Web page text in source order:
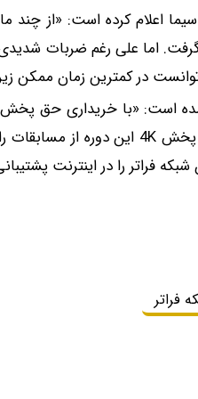
اعلام کرده است: «از چند
اما علی رغم ضربات شدیدی
در کمترین زمان ممکن
فراتر را در اینترنت
فراتر